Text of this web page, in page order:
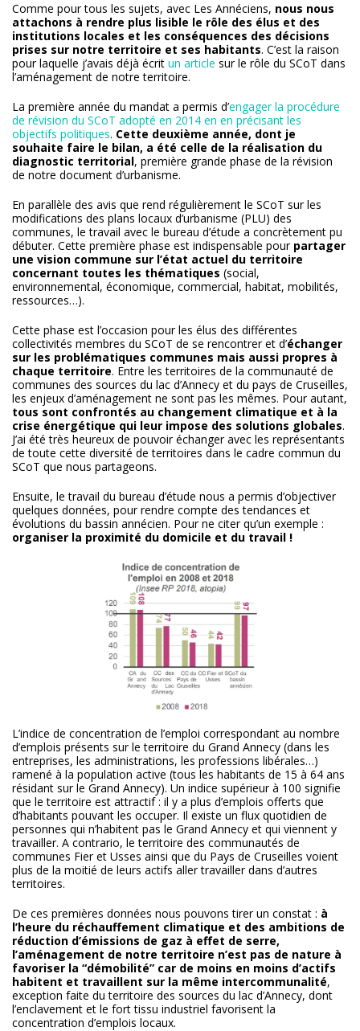
Comme pour tous les sujets, avec Les Annéciens, nous nous
attachons à rendre plus lisible le rôle des élus et des
institutions locales et les conséquences des décisions
prises sur notre territoire et ses habitants. C’est la raison
pour laquelle j’avais déjà écrit un article sur le rôle du SCoT dans
l’aménagement de notre territoire.
La première année du mandat a permis d’engager la procédure
de révision du SCoT adopté en 2014 en en précisant les
objectifs politiques. Cette deuxième année, dont je
souhaite faire le bilan, a été celle de la réalisation du
diagnostic territorial, première grande phase de la révision
de notre document d’urbanisme.
En parallèle des avis que rend régulièrement le SCoT sur les
modifications des plans locaux d’urbanisme (PLU) des
communes, le travail avec le bureau d’étude a concrètement pu
débuter. Cette première phase est indispensable pour partager
une vision commune sur l’état actuel du territoire
concernant toutes les thématiques (social,
environnemental, économique, commercial, habitat, mobilités,
ressources…).
Cette phase est l’occasion pour les élus des différentes
collectivités membres du SCoT de se rencontrer et d’échanger
sur les problématiques communes mais aussi propres à
chaque territoire. Entre les territoires de la communauté de
communes des sources du lac d’Annecy et du pays de Cruseilles,
les enjeux d’aménagement ne sont pas les mêmes. Pour autant,
tous sont confrontés au changement climatique et à la
crise énergétique qui leur impose des solutions globales.
J’ai été très heureux de pouvoir échanger avec les représentants
de toute cette diversité de territoires dans le cadre commun du
SCoT que nous partageons.
Ensuite, le travail du bureau d’étude nous a permis d’objectiver
quelques données, pour rendre compte des tendances et
évolutions du bassin annécien. Pour ne citer qu’un exemple :
organiser la proximité du domicile et du travail !
L’indice de concentration de l’emploi correspondant au nombre
d’emplois présents sur le territoire du Grand Annecy (dans les
entreprises, les administrations, les professions libérales…)
ramené à la population active (tous les habitants de 15 à 64 ans
résidant sur le Grand Annecy). Un indice supérieur à 100 signifie
que le territoire est attractif : il y a plus d’emplois offerts que
d’habitants pouvant les occuper. Il existe un flux quotidien de
personnes qui n’habitent pas le Grand Annecy et qui viennent y
travailler. A contrario, le territoire des communautés de
communes Fier et Usses ainsi que du Pays de Cruseilles voient
plus de la moitié de leurs actifs aller travailler dans d’autres
territoires.
De ces premières données nous pouvons tirer un constat : à
l’heure du réchauffement climatique et des ambitions de
réduction d’émissions de gaz à effet de serre,
l’aménagement de notre territoire n’est pas de nature à
favoriser la “démobilité” car de moins en moins d’actifs
habitent et travaillent sur la même intercommunalité,
exception faite du territoire des sources du lac d’Annecy, dont
l’enclavement et le fort tissu industriel favorisent la
concentration d’emplois locaux.